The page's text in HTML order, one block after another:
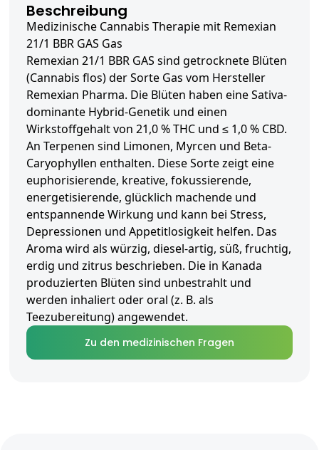
Beschreibung
Medizinische Cannabis Therapie mit Remexian
21/1 BBR GAS Gas
Remexian 21/1 BBR GAS sind getrocknete Blüten
(Cannabis flos) der Sorte Gas vom Hersteller
Remexian Pharma. Die Blüten haben eine Sativa-
dominante Hybrid-Genetik und einen
Wirkstoffgehalt von 21,0 % THC und ≤ 1,0 % CBD.
An Terpenen sind Limonen, Myrcen und Beta-
Caryophyllen enthalten. Diese Sorte zeigt eine
euphorisierende, kreative, fokussierende,
energetisierende, glücklich machende und
entspannende Wirkung und kann bei Stress,
Depressionen und Appetitlosigkeit helfen. Das
Aroma wird als würzig, diesel-artig, süß, fruchtig,
erdig und zitrus beschrieben. Die in Kanada
produzierten Blüten sind unbestrahlt und
werden inhaliert oder oral (z. B. als
Teezubereitung) angewendet.
Zu den medizinischen Fragen